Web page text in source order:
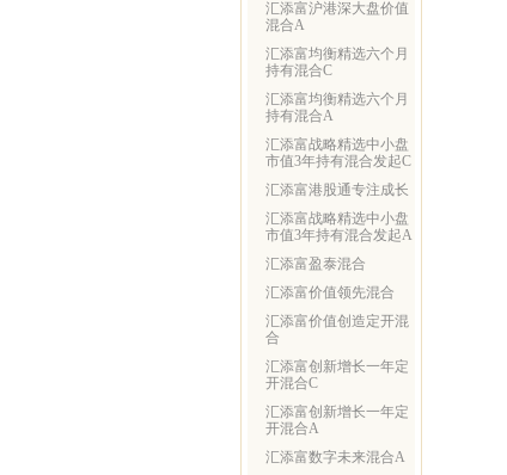
汇添富沪港深大盘价值
混合A
汇添富均衡精选六个月
持有混合C
汇添富均衡精选六个月
持有混合A
汇添富战略精选中小盘
市值3年持有混合发起C
汇添富港股通专注成长
汇添富战略精选中小盘
市值3年持有混合发起A
汇添富盈泰混合
汇添富价值领先混合
汇添富价值创造定开混
合
汇添富创新增长一年定
开混合C
汇添富创新增长一年定
开混合A
汇添富数字未来混合A